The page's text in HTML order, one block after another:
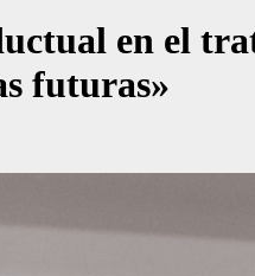
en el
futuras»